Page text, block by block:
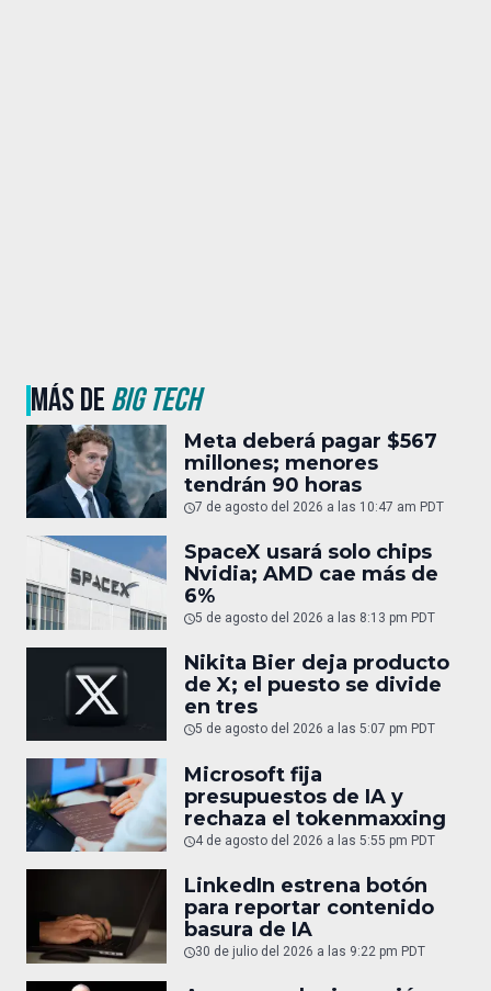
MÁS DEBIG TECH
Meta deberá pagar $567
millones; menores
tendrán 90 horas
7 de agosto del 2026 a las 10:47 am PDT
SpaceX usará solo chips
Nvidia; AMD cae más de
6%
5 de agosto del 2026 a las 8:13 pm PDT
Nikita Bier deja producto
de X; el puesto se divide
en tres
5 de agosto del 2026 a las 5:07 pm PDT
Microsoft fija
presupuestos de IA y
rechaza el tokenmaxxing
4 de agosto del 2026 a las 5:55 pm PDT
LinkedIn estrena botón
para reportar contenido
basura de IA
30 de julio del 2026 a las 9:22 pm PDT